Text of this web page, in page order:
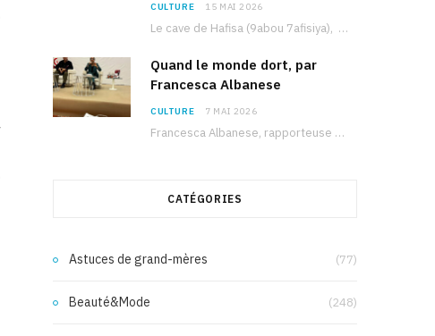
CULTURE 15 MAI 2026
Le cave de Hafisa (9abou 7afisiya), premier roman du journaliste tunisien Mohamed Amine Ben Hlel,…
Quand le monde dort, par
Francesca Albanese
CULTURE 7 MAI 2026
Francesca Albanese, rapporteuse spéciale de l’ONU sur les territoires palestiniens occupés, était à Tunis pour…
CATÉGORIES
Astuces de grand-mères (77)
Beauté&Mode (248)